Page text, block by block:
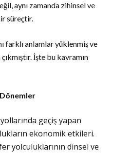
aynı zamanda zihinsel ve
süreçtir.
farklı anlamlar yüklenmiş ve
İşte bu kavramın
geçiş yapan
ekonomik etkileri.
yolculuklarının dinsel ve